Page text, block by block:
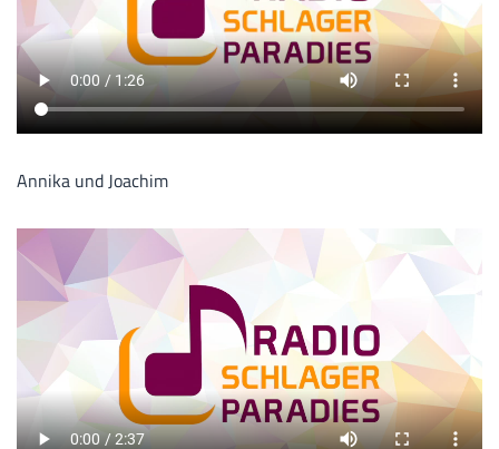
Annika und Joachim